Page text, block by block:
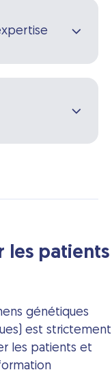
les patients
génétiques
est strictement
les patients et